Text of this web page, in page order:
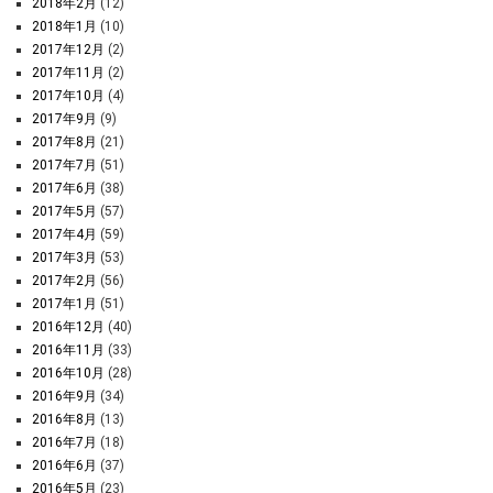
2018年2月 (12)
2018年1月 (10)
2017年12月 (2)
2017年11月 (2)
2017年10月 (4)
2017年9月 (9)
2017年8月 (21)
2017年7月 (51)
2017年6月 (38)
2017年5月 (57)
2017年4月 (59)
2017年3月 (53)
2017年2月 (56)
2017年1月 (51)
2016年12月 (40)
2016年11月 (33)
2016年10月 (28)
2016年9月 (34)
2016年8月 (13)
2016年7月 (18)
2016年6月 (37)
2016年5月 (23)